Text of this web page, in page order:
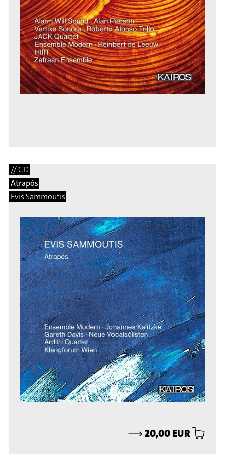
// CD
Atrapós
Evis Sammoutis
⟶20,00 EUR